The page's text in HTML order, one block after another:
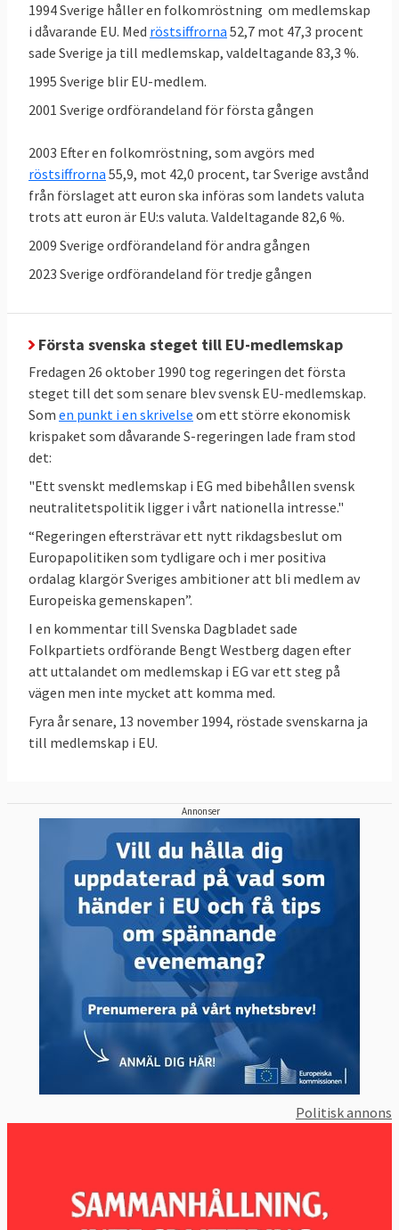
ministerrådet, men ibland har Sverige
problem att följa dem. EU-kommissionen
pekar i flera fall på att införandet av lagarna
i svensk rätt dröjt allt för länge, eller att de
införts på felaktigt sätt. Vid årsskiftet 31
pågåendeöverträdelseförfaranden mot
, en process som kan sluta i EU-
domstolen.
Sverige ofta bland de främsta
Sverige tillhör de rikare EU-länderna och är
regel bland de främsta ländernai jämförande
studier eller statistik som rördemokrati,
pressfrihet,låg korruption , rättsstatlighet ,
jämställdhet mellan könen
EU:s sociala resultattavla,
sysselsättningsgrad
Läs mer
1994 Sverige håller en folkomröstning om medlemskap
i dåvarande EU. Med röstsiffrorna 52,7 mot 47,3 procent
sade Sverige ja till medlemskap, valdeltagande 83,3 %.
1995 Sverige blir EU-medlem.
2001 Sverige ordförandeland för första gången
2003 Efter en folkomröstning, som avgörs med
röstsiffrorna 55,9, mot 42,0 procent, tar Sverige avstånd
från förslaget att euron ska införas som landets valuta
trots att euron är EU:s valuta. Valdeltagande 82,6 %.
2009 Sverige ordförandeland för andra gången
2023 Sverige ordförandeland för tredje gången
Första svenska steget till EU-medlemskap
Fredagen 26 oktober 1990 tog regeringen det första
steget till det som senare blev svensk EU-medlemskap.
Som en punkt i en skrivelse om ett större ekonomisk
krispaket som dåvarande S-regeringen lade fram stod
det:
"Ett svenskt medlemskap i EG med bibehållen svensk
neutralitetspolitik ligger i vårt nationella intresse."
“Regeringen eftersträvar ett nytt rikdagsbeslut om
Europapolitiken som tydligare och i mer positiva
ordalag klargör Sveriges ambitioner att bli medlem av
Europeiska gemenskapen”.
I en kommentar till Svenska Dagbladet sade
Folkpartiets ordförande Bengt Westberg dagen efter
att uttalandet om medlemskap i EG var ett steg på
vägen men inte mycket att komma med.
Fyra år senare, 13 november 1994, röstade svenskarna ja
till medlemskap i EU.
Annonser
Politisk annons